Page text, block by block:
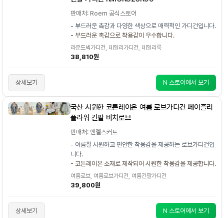
판매처: Roem 공식스토어
- 부드러운 촉감과 다양한 색상으로 매력적인 가디건입니다.
- 부드러운 촉감으로 착용감이 우수합니다.
라운드넥가디건, 데일리가디건, 데일리룩
38,810원
상세보기 N 스토어에서 보기
국산 시원한 코튼레이온 여름 로브가디건 페이즐리
플라워 긴팔 비치로브
판매처: 엔젤스커트
- 여름철 시원하고 편안한 착용감을 제공하는 로브가디건입
니다.
- 코튼레이온 소재로 제작되어 시원한 착용감을 제공합니다.
여름로브, 여름로브가디건, 여름긴팔가디건
39,800원
상세보기 N 스토어에서 보기